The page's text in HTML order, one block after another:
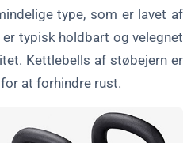
type, som er lavet af
typisk holdbart og velegnet
Kettlebells af støbejern er
at forhindre rust.